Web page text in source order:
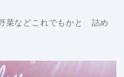
菜などこれでもかと 詰め